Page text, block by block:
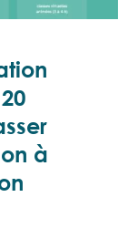
à